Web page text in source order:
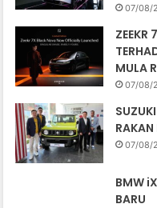
07/08/
ZEEKR
MULA
07/08/
07/08/
BMW
BARU